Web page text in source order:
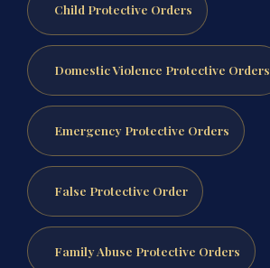
Child Protective Orders
Domestic Violence Protective Orders
Emergency Protective Orders
False Protective Order
Family Abuse Protective Orders